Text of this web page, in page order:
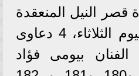
النيل المنعقدة
بمحكمة عابدين، اليوم الثلاثاء، 4 دعاوى
بيومى فؤاد